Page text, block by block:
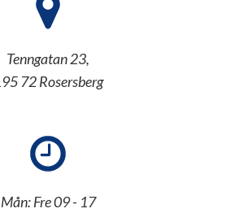
Tenngatan 23,
72 Rosersberg
Mån: Fre 09 - 17